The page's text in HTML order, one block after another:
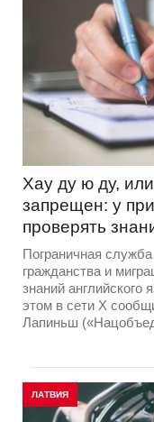
Хау ду ю ду,
запрещен: у
проверять
Пограничная
гражданства и
знаний
этом в сети Х
Лапиньш
ЛАТВИЯ